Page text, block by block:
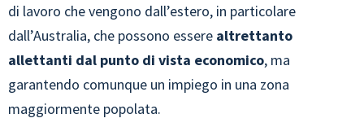
di lavoro che vengono dall’estero, in particolare
dall’Australia, che possono essere altrettanto
allettanti dal punto di vista economico, ma
garantendo comunque un impiego in una zona
maggiormente popolata.